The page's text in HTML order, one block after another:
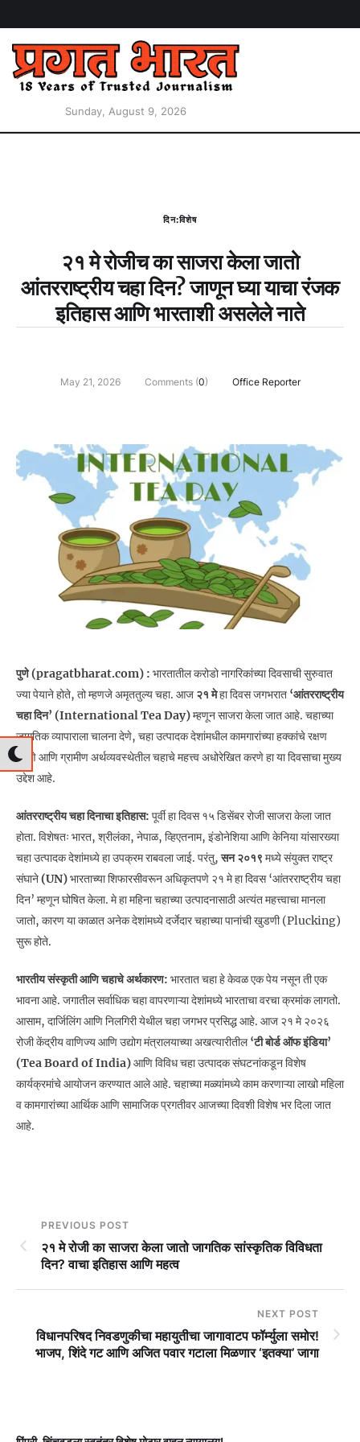
Sunday, August 9, 2026
दिन:विशेष
२१ मे रोजीच का साजरा केला जातो
आंतरराष्ट्रीय चहा दिन? जाणून घ्या याचा रंजक
इतिहास आणि भारताशी असलेले नाते
May 21, 2026 Comments (0) Office Reporter
पुणे (pragatbharat.com) : भारतातील करोडो नागरिकांच्या दिवसाची सुरुवात
ज्या पेयाने होते, तो म्हणजे अमृततुल्य चहा. आज २१ मेहा दिवस जगभरात ‘आंतरराष्ट्रीय
चहा दिन’ (International Tea Day)म्हणून साजरा केला जात आहे. चहाच्या
जागतिक व्यापाराला चालना देणे, चहा उत्पादक देशांमधील कामगारांच्या हक्कांचे रक्षण
करणे आणि ग्रामीण अर्थव्यवस्थेतील चहाचे महत्त्व अधोरेखित करणे हा या दिवसाचा मुख्य
उद्देश आहे.
आंतरराष्ट्रीय चहा दिनाचा इतिहास: पूर्वी हा दिवस १५ डिसेंबर रोजी साजरा केला जात
होता. विशेषतः भारत, श्रीलंका, नेपाळ, व्हिएतनाम, इंडोनेशिया आणि केनिया यांसारख्या
चहा उत्पादक देशांमध्ये हा उपक्रम राबवला जाई. परंतु,सन २०१९ मध्ये संयुक्त राष्ट्र
संघाने(UN)भारताच्या शिफारसीवरून अधिकृतपणे २१ मे हा दिवस ‘आंतरराष्ट्रीय चहा
दिन’ म्हणून घोषित केला. मे हा महिना चहाच्या उत्पादनासाठी अत्यंत महत्त्वाचा मानला
जातो, कारण या काळात अनेक देशांमध्ये दर्जेदार चहाच्या पानांची खुडणी (Plucking)
सुरू होते.
भारतीय संस्कृती आणि चहाचे अर्थकारण: भारतात चहा हे केवळ एक पेय नसून ती एक
भावना आहे. जगातील सर्वाधिक चहा वापरणाऱ्या देशांमध्ये भारताचा वरचा क्रमांक लागतो.
आसाम, दार्जिलिंग आणि निलगिरी येथील चहा जगभर प्रसिद्ध आहे. आज २१ मे २०२६
रोजी केंद्रीय वाणिज्य आणि उद्योग मंत्रालयाच्या अखत्यारीतील‘टी बोर्ड ऑफ इंडिया’
(Tea Board of India)आणि विविध चहा उत्पादक संघटनांकडून विशेष
कार्यक्रमांचे आयोजन करण्यात आले आहे. चहाच्या मळ्यांमध्ये काम करणाऱ्या लाखो महिला
व कामगारांच्या आर्थिक आणि सामाजिक प्रगतीवर आजच्या दिवशी विशेष भर दिला जात
आहे.
PREVIOUS POST
२१ मे रोजी का साजरा केला जातो जागतिक सांस्कृतिक विविधता
दिन? वाचा इतिहास आणि महत्व
NEXT POST
विधानपरिषद निवडणुकीचा महायुतीचा जागावाटप फॉर्म्युला समोर!
भाजप, शिंदे गट आणि अजित पवार गटाला मिळणार ‘इतक्या’ जागा